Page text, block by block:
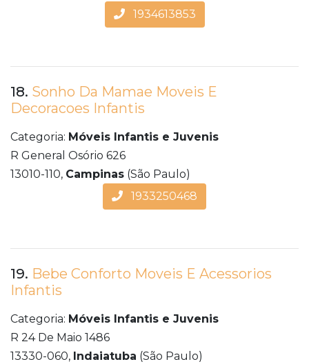
1934613853
18. Sonho Da Mamae Moveis E
Decoracoes Infantis
Categoria: Móveis Infantis e Juvenis
R General Osório 626
13010-110, Campinas (São Paulo)
1933250468
19. Bebe Conforto Moveis E Acessorios
Infantis
Categoria: Móveis Infantis e Juvenis
R 24 De Maio 1486
13330-060, Indaiatuba (São Paulo)